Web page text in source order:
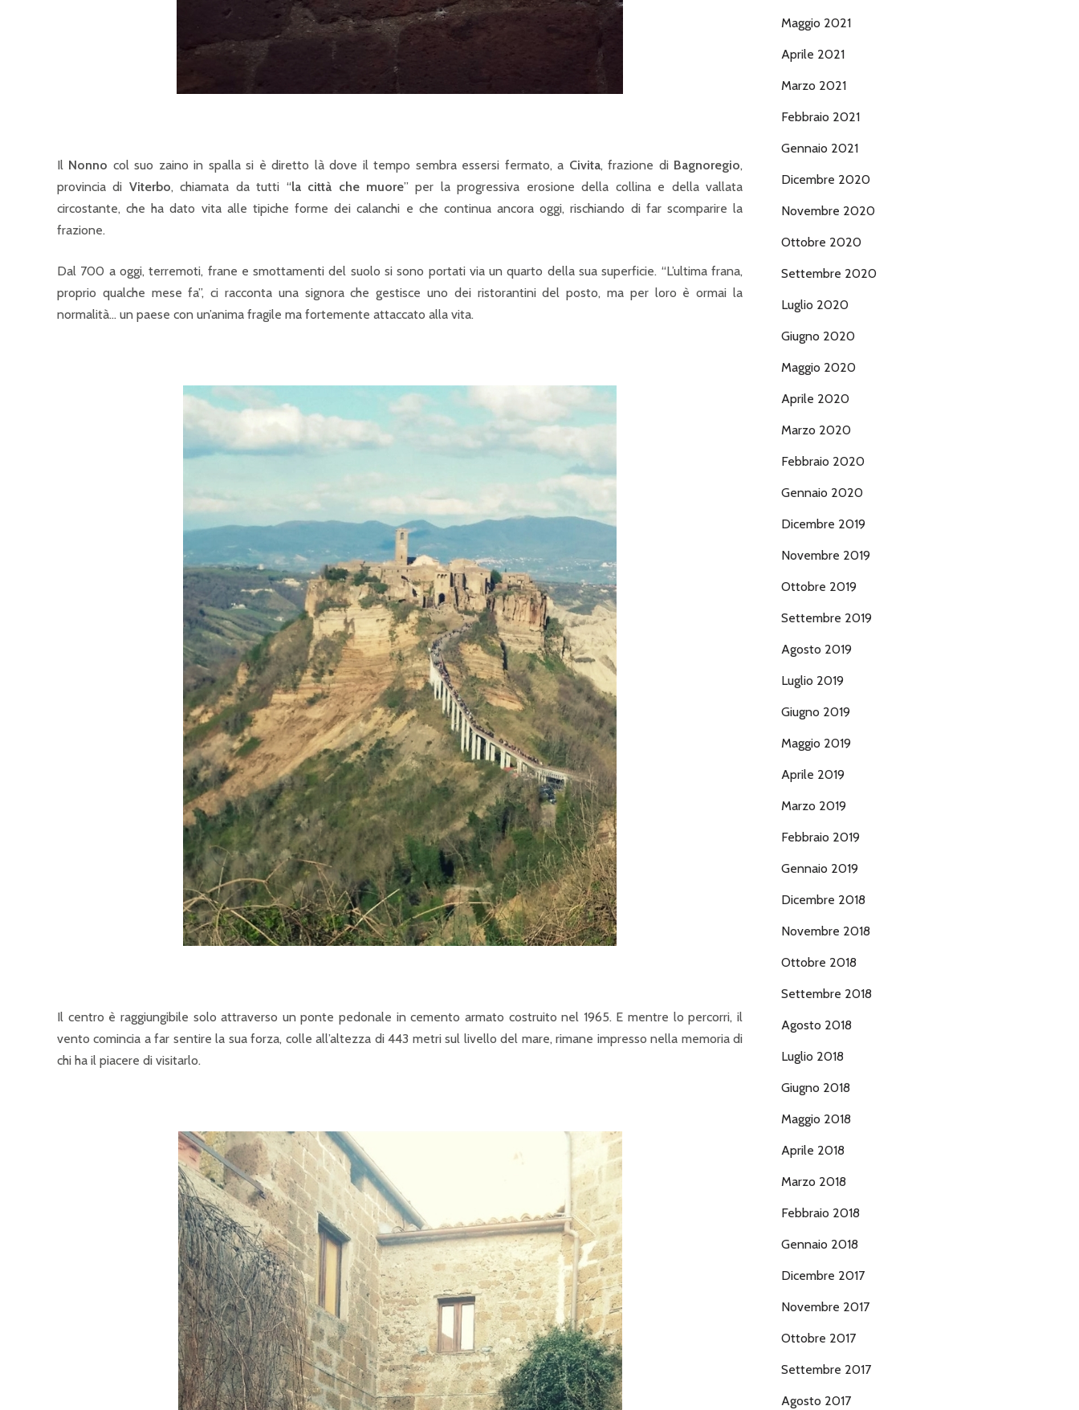
Il Nonno col suo zaino in spalla si è diretto là dove il tempo sembra essersi fermato, a Civita, frazione di Bagnoregio,
provincia di Viterbo, chiamata da tutti “la città che muore” per la progressiva erosione della collina e della vallata
circostante, che ha dato vita alle tipiche forme dei calanchi e che continua ancora oggi, rischiando di far scomparire la
frazione.
Dal 700 a oggi, terremoti, frane e smottamenti del suolo si sono portati via un quarto della sua superficie. “L’ultima frana,
proprio qualche mese fa”, ci racconta una signora che gestisce uno dei ristorantini del posto, ma per loro è ormai la
normalità… un paese con un’anima fragile ma fortemente attaccato alla vita.
Il centro è raggiungibile solo attraverso un ponte pedonale in cemento armato costruito nel 1965. E mentre lo percorri, il
vento comincia a far sentire la sua forza, colle all’altezza di 443 metri sul livello del mare, rimane impresso nella memoria di
chi ha il piacere di visitarlo.
Maggio 2021
Aprile 2021
Marzo 2021
Febbraio 2021
Gennaio 2021
Dicembre 2020
Novembre 2020
Ottobre 2020
Settembre 2020
Luglio 2020
Giugno 2020
Maggio 2020
Aprile 2020
Marzo 2020
Febbraio 2020
Gennaio 2020
Dicembre 2019
Novembre 2019
Ottobre 2019
Settembre 2019
Agosto 2019
Luglio 2019
Giugno 2019
Maggio 2019
Aprile 2019
Marzo 2019
Febbraio 2019
Gennaio 2019
Dicembre 2018
Novembre 2018
Ottobre 2018
Settembre 2018
Agosto 2018
Luglio 2018
Giugno 2018
Maggio 2018
Aprile 2018
Marzo 2018
Febbraio 2018
Gennaio 2018
Dicembre 2017
Novembre 2017
Ottobre 2017
Settembre 2017
Agosto 2017